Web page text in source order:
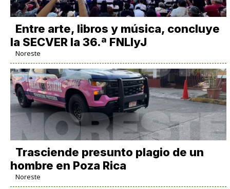
Entre arte, libros y música, concluye
la SECVER la 36.ª FNLIyJ
Noreste
Trasciende presunto plagio de un
hombre en Poza Rica
Noreste